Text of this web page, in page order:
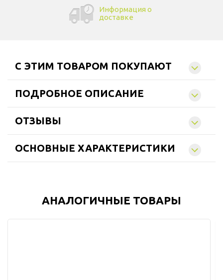
Информация о
доставке
C ЭТИМ ТОВАРОМ ПОКУПАЮТ
ПОДРОБНОЕ ОПИСАНИЕ
ОТЗЫВЫ
ОСНОВНЫЕ ХАРАКТЕРИСТИКИ
АНАЛОГИЧНЫЕ ТОВАРЫ